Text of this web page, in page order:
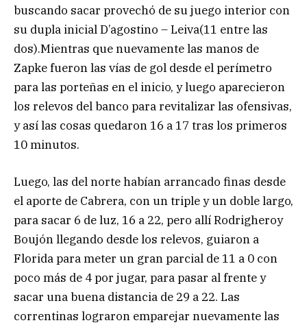
buscando sacar provechó de su juego interior con
su dupla inicial D’agostino – Leiva(11 entre las
dos).Mientras que nuevamente las manos de
Zapke fueron las vías de gol desde el perímetro
para las porteñas en el inicio, y luego aparecieron
los relevos del banco para revitalizar las ofensivas,
y así las cosas quedaron 16 a 17 tras los primeros
10 minutos.
Luego, las del norte habían arrancado finas desde
el aporte de Cabrera, con un triple y un doble largo,
para sacar 6 de luz, 16 a 22, pero allí Rodrigheroy
Boujón llegando desde los relevos, guiaron a
Florida para meter un gran parcial de 11 a 0 con
poco más de 4 por jugar, para pasar al frente y
sacar una buena distancia de 29 a 22. Las
correntinas lograron emparejar nuevamente las